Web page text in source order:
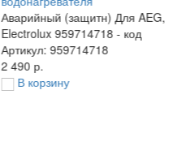
Аварийный (защитн) Для AEG,
Electrolux 959714718 - код
Артикул: 959714718
2 490 р.
В корзину